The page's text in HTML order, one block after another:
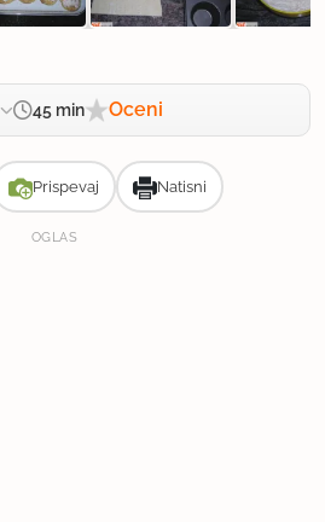
45 min Oceni
Prispevaj Natisni
OGLAS